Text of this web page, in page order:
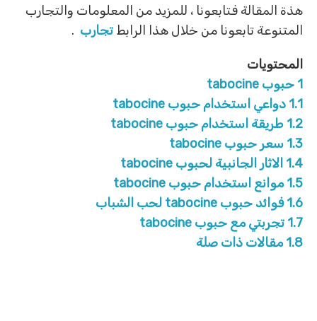
هذة المقالة فتابعونا ، للمزيد من المعلومات والتجارب
المتنوعة تابعونا من خلال هذا الرابط تجارب .
المحتويات
1 حبوب tabocine
1.1 دواعي استخدام حبوب tabocine
1.2 طريقة استخدام حبوب tabocine
1.3 سعر حبوب tabocine
1.4 الاثار الجانبية لحبوب tabocine
1.5 موانع استخدام حبوب tabocine
1.6 فوائد حبوب tabocine لحب الشباب
1.7 تجربتي مع حبوب tabocine
1.8 مقالات ذات صلة